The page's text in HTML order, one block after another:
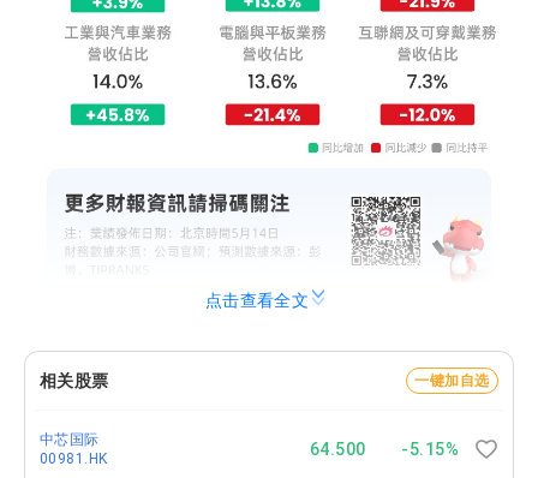
Q1关键数据如下：
长11.5%；
点击查看全文
相关股票 一键加自选
中芯国际
00981.HK
64.500 -5.15%